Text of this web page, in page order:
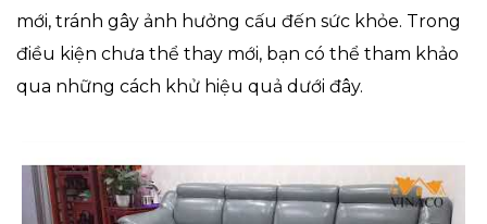
mới, tránh gây ảnh hưởng cấu đến sức khỏe. Trong
điều kiện chưa thể thay mới, bạn có thể tham khảo
qua những cách khử hiệu quả dưới đây.